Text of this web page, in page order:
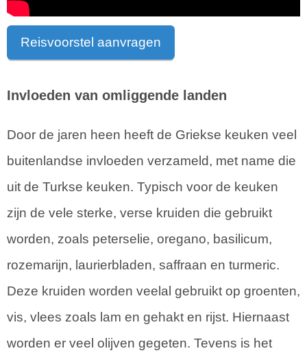
Reisvoorstel aanvragen
Invloeden van omliggende landen
Door de jaren heen heeft de Griekse keuken veel
buitenlandse invloeden verzameld, met name die
uit de Turkse keuken. Typisch voor de keuken
zijn de vele sterke, verse kruiden die gebruikt
worden, zoals peterselie, oregano, basilicum,
rozemarijn, laurierbladen, saffraan en turmeric.
Deze kruiden worden veelal gebruikt op groenten,
vis, vlees zoals lam en gehakt en rijst. Hiernaast
worden er veel olijven gegeten. Tevens is het